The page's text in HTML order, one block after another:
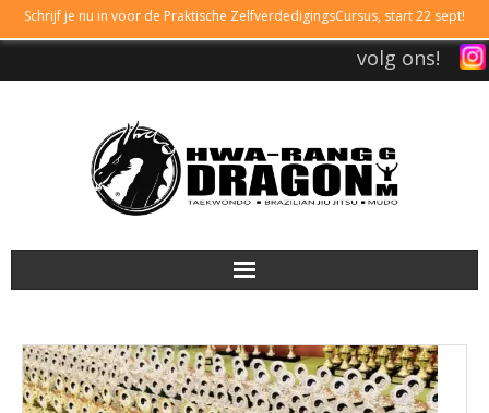
Schrijf je nu in voor de Praktische ZelfverdedigingsCursus, start 22 sept!
volg ons!
LESTIJDEN